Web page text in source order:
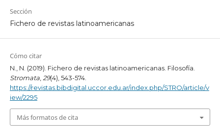
Sección
Fichero de revistas latinoamericanas
Cómo citar
N., N. (2019). Fichero de revistas latinoamericanas. Filosofía.
Stromata,29(4), 543-574.
https://revistas.bibdigital.uccor.edu.ar/index.php/STRO/article/v
iew/2295
Más formatos de cita